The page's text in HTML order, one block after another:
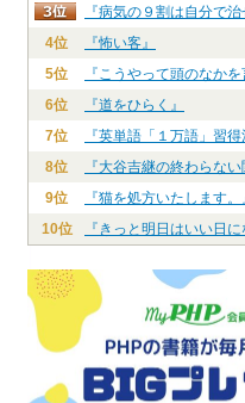
『病気の９割は自分で治
4位
『怖い客』
5位
『こうやって頭のなかを
6位
『道をひらく』
7位
『英単語「１万語」習得
8位
『大谷吉継の終わらない
9位
『猫を処方いたします。
10位
『きっと明日はいい日に